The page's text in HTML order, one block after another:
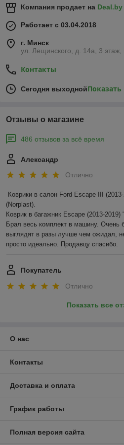
салон
так и
Ворсовые и резиновые
модельные
и
Универсальные чехлы на
Компания продает на Deal.by
Работает с 03.04.2018
г. Минск
ул. Лещинского, д. 14а, 3
Контакты
Сегодня выходной
Отзывы о магазине
486 отзывов за всё время
Александр
Отлично
Коврики в салон Ford Escape III
(Norplast).
Коврик в багажник Escape (2013-
Брал весь комплект в машину. Очень
выглядят в разы лучше чем ожидал,
просто идеально. Продавцу спасибо.
Покупатель
Отлично
Показать все
О нас
Контакты
Доставка и оплата
График работы
Полная версия сайта